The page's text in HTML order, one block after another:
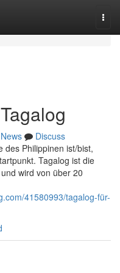
News
Discuss
des Philippinen ist/bist,
Tagalog ist die
wird von über 20
41580993/tagalog-für-